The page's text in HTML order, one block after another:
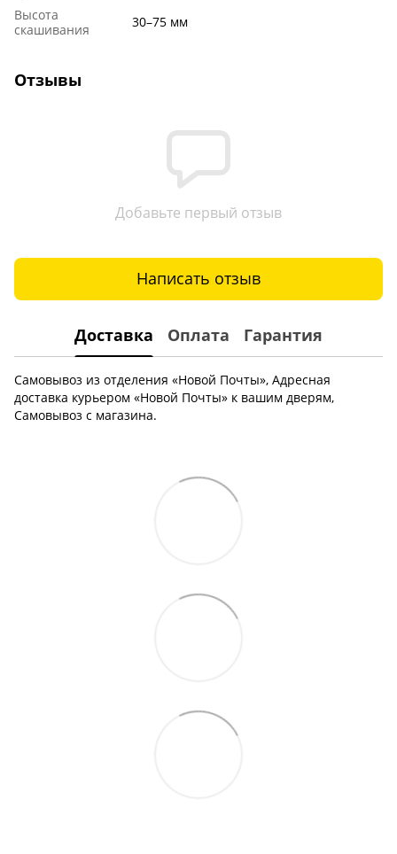
Высота
скашивания
30–75 мм
Отзывы
Добавьте первый отзыв
Написать отзыв
Доставка Оплата Гарантия
Самовывоз из отделения «Новой Почты», Адресная
доставка курьером «Новой Почты» к вашим дверям,
Самовывоз с магазина.